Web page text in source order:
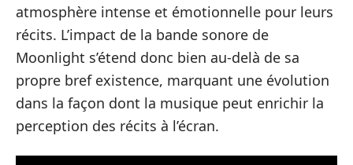
atmosphère intense et émotionnelle pour leurs
récits. L’impact de la bande sonore de
Moonlight s’étend donc bien au-delà de sa
propre bref existence, marquant une évolution
dans la façon dont la musique peut enrichir la
perception des récits à l’écran.